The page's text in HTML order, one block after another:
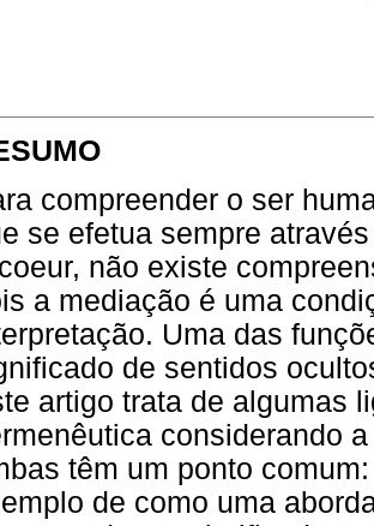
compreender o ser
se efetua sempre
não existe
a mediação é uma
Uma das
de sentidos
artigo trata de algumas
considerando
têm um ponto
de como uma